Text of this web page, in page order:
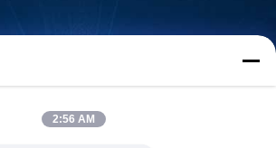
hoogwaardige
producten
2:56 AM